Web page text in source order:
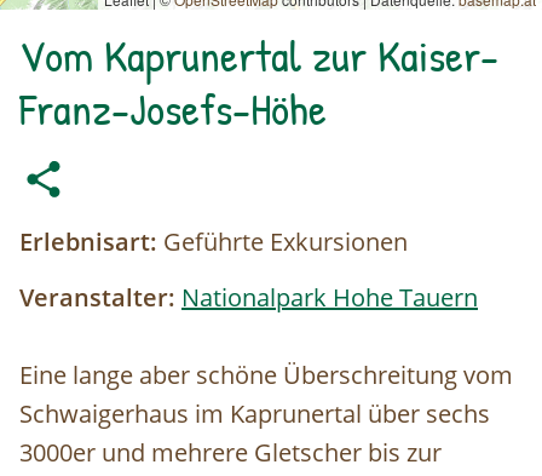
Vom Kaprunertal zur Kaiser-
Franz-Josefs-Höhe
Erlebnisart: Geführte Exkursionen
Veranstalter: Nationalpark Hohe Tauern
Eine lange aber schöne Überschreitung vom
Schwaigerhaus im Kaprunertal über sechs
3000er und mehrere Gletscher bis zur